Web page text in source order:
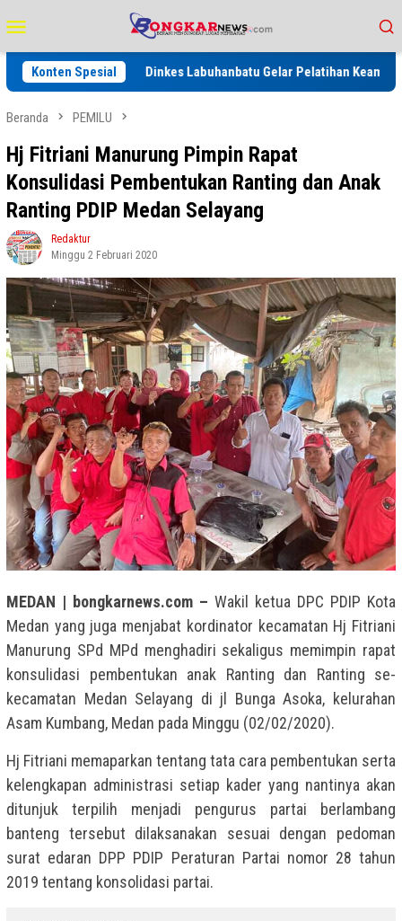
ke
kontenMobile
Konten Spesial
Dinkes Labuhanbatu Gelar Pelatihan Keamanan Pangan,
Beranda PEMILU
Hj Fitriani Manurung Pimpin Rapat
Konsulidasi Pembentukan Ranting dan Anak
Ranting PDIP Medan Selayang
Redaktur
Minggu 2 Februari 2020
MEDAN | bongkarnews.com – Wakil ketua DPC PDIP Kota
Medan yang juga menjabat kordinator kecamatan Hj Fitriani
Manurung SPd MPd menghadiri sekaligus memimpin rapat
konsulidasi pembentukan anak Ranting dan Ranting se-
kecamatan Medan Selayang di jl Bunga Asoka, kelurahan
Asam Kumbang, Medan pada Minggu (02/02/2020).
Hj Fitriani memaparkan tentang tata cara pembentukan serta
kelengkapan administrasi setiap kader yang nantinya akan
ditunjuk terpilih menjadi pengurus partai berlambang
banteng tersebut dilaksanakan sesuai dengan pedoman
surat edaran DPP PDIP Peraturan Partai nomor 28 tahun
2019 tentang konsolidasi partai.